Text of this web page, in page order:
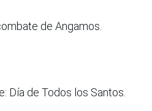
de Angamos.
Día de Todos los Santos.